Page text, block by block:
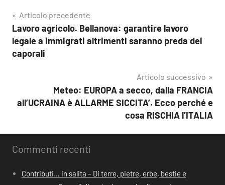
Navigazione
articoli
Articolo precedente
Lavoro agricolo. Bellanova: garantire lavoro
legale a immigrati altrimenti saranno preda dei
caporali
Articolo successivo
Meteo: EUROPA a secco, dalla FRANCIA
all’UCRAINA è ALLARME SICCITA’. Ecco perché e
cosa RISCHIA l’ITALIA
Commenti recenti
Contributi… in salita – Di terre, pietre, erbe, bestie e